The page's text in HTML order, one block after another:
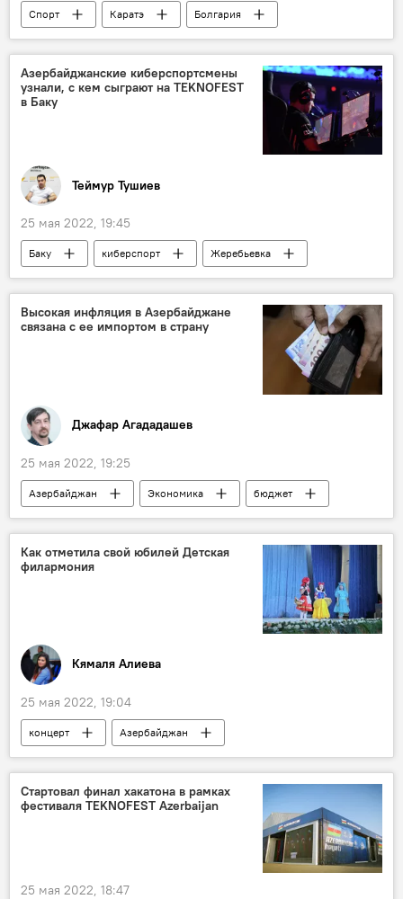
Спорт Каратэ
Болгария
Медали
Азербайджанские киберспортсмены
узнали, с кем сыграют на TEKNOFEST
в Баку
Теймур Тушиев
25 мая 2022, 19:45
Баку киберспорт
Жеребьевка
ТЕХНОЛОГИИ
фестиваль
Высокая инфляция в Азербайджане
связана с ее импортом в страну
Джафар Агададашев
25 мая 2022, 19:25
Азербайджан Экономика
бюджет
Политика
Милли Меджлис АР
Министерство экономики АР
Инфляция
импорт
Как отметила свой юбилей Детская
филармония
Кямаля Алиева
25 мая 2022, 19:04
концерт
Азербайджан
Филармония
дети
юбилей
Стартовал финал хакатона в рамках
фестиваля TEKNOFEST Azerbaijan
25 мая 2022, 18:47